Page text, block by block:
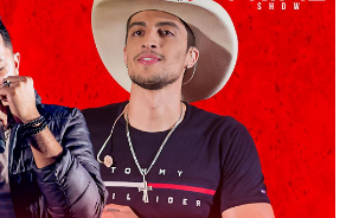
Neto
e
Cristiano
em
Betim